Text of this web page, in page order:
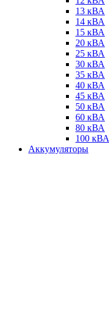
13 кВА
14 кВА
15 кВА
20 кВА
25 кВА
30 кВА
35 кВА
40 кВА
45 кВА
50 кВА
60 кВА
80 кВА
100 кВА
Аккумуляторы